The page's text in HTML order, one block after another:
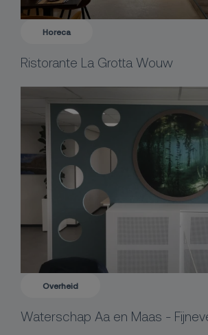
Horeca
Ristorante La Grotta Wouw
Overheid
Waterschap Aa en Maas -